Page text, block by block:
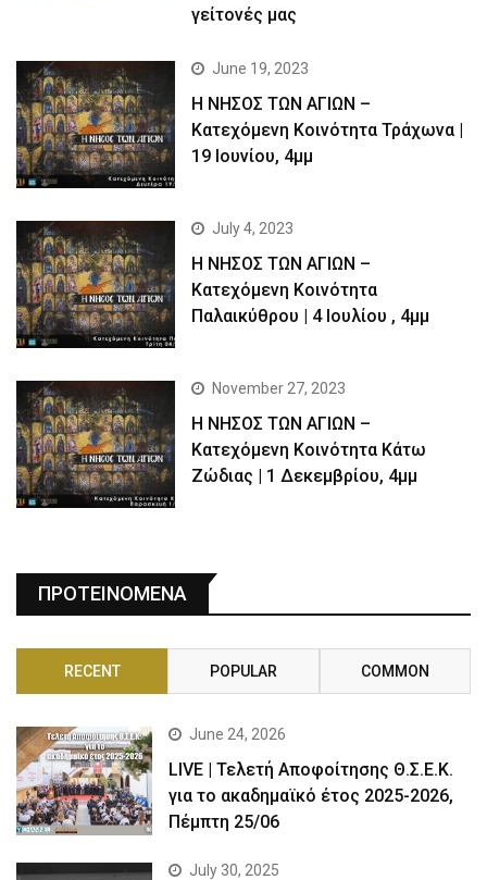
γείτονές μας
June 19, 2023
Η ΝΗΣΟΣ ΤΩΝ ΑΓΙΩΝ –
Kατεχόμενη Κοινότητα Τράχωνα |
19 Ιουνίου, 4μμ
July 4, 2023
Η ΝΗΣΟΣ ΤΩΝ ΑΓΙΩΝ –
Kατεχόμενη Κοινότητα
Παλαικύθρου | 4 Ιουλίου , 4μμ
November 27, 2023
Η ΝΗΣΟΣ ΤΩΝ ΑΓΙΩΝ –
Κατεχόμενη Κοινότητα Κάτω
Ζώδιας | 1 Δεκεμβρίου, 4μμ
ΠΡΟΤΕΙΝΟΜΕΝΑ
RECENT POPULAR COMMON
June 24, 2026
LIVE | Τελετή Αποφοίτησης Θ.Σ.Ε.Κ.
για το ακαδημαϊκό έτος 2025-2026,
Πέμπτη 25/06
July 30, 2025